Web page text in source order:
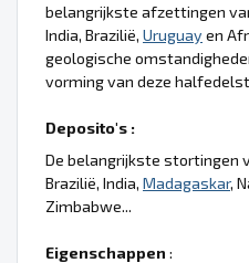
belangrijkste afzettingen
India, Brazilië, Uruguay en
geologische
vorming van deze
Deposito's :
De belangrijkste stortingen
Brazilië, India, Madagaskar,
Zimbabwe...
Eigenschappen :